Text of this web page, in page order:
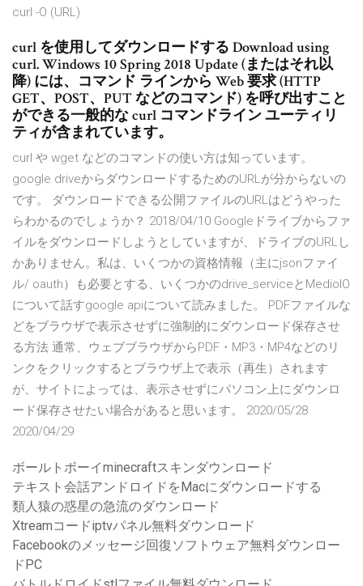
curl -O (URL)
curl を使用してダウンロードする Download using
curl. Windows 10 Spring 2018 Update (またはそれ以
降) には、コマンド ラインから Web 要求 (HTTP
GET、POST、PUT などのコマンド) を呼び出すこと
ができる一般的な curl コマンドライン ユーティリ
ティが含まれています。
curl や wget などのコマンドの使い方は知っています。
google driveからダウンロードするためのURLが分からないの
です。 ダウンロードできる公開ファイルのURLはどうやった
らわかるのでしょうか？ 2018/04/10 Googleドライブからファ
イルをダウンロードしようとしていますが、ドライブのURLし
かありません。私は、いくつかの資格情報（主にjsonファイ
ル/ oauth）も必要とする、いくつかのdrive_serviceとMedioIO
について話すgoogle apiについて読みました。 PDFファイルな
どをブラウザで表示させずに強制的にダウンロード保存させ
る方法 通常、ウェブブラウザからPDF・MP3・MP4などのリ
ンクをクリックするとブラウザ上で表示（再生）されます
が、サイトによっては、表示させずにパソコン上にダウンロ
ード保存させたい場合があると思います。 2020/05/28
2020/04/29
ボールトボーイminecraftスキンダウンロード
テキスト会話アンドロイドをMacにダウンロードする
類人猿の惑星の急流のダウンロード
Xtreamコードiptvパネル無料ダウンロード
Facebookのメッセージ回復ソフトウェア無料ダウンロー
ドPC